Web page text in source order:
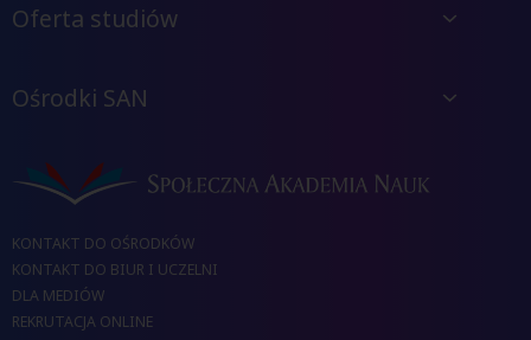
Oferta studiów
Ośrodki SAN
KONTAKT DO OŚRODKÓW
KONTAKT DO BIUR I UCZELNI
DLA MEDIÓW
REKRUTACJA ONLINE